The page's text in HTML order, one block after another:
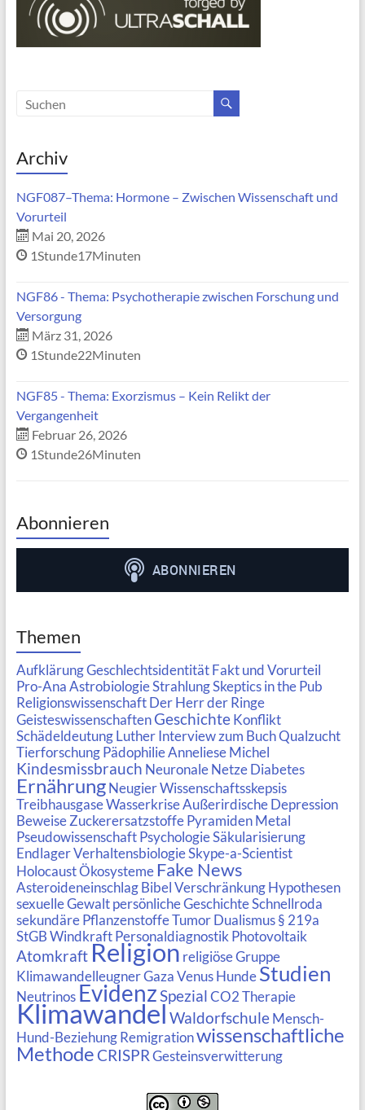
Archiv
NGF087–Thema: Hormone – Zwischen Wissenschaft und
Vorurteil
Mai 20, 2026
1Stunde17Minuten
NGF86 - Thema: Psychotherapie zwischen Forschung und
Versorgung
März 31, 2026
1Stunde22Minuten
NGF85 - Thema: Exorzismus – Kein Relikt der
Vergangenheit
Februar 26, 2026
1Stunde26Minuten
Abonnieren
Themen
AufklärungGeschlechtsidentität Fakt und Vorurteil
Pro-AnaAstrobiologieStrahlungSkeptics in the Pub
Religionswissenschaft Der Herr der Ringe
Geisteswissenschaften Geschichte Konflikt
Schädeldeutung Luther Interview zum BuchQualzucht
Tierforschung PädophilieAnneliese Michel
Kindesmissbrauch Neuronale Netze Diabetes
Ernährung NeugierWissenschaftsskepsis
TreibhausgaseWasserkriseAußerirdische Depression
Beweise Zuckerersatzstoffe Pyramiden Metal
Pseudowissenschaft PsychologieSäkularisierung
EndlagerVerhaltensbiologieSkype-a-Scientist
HolocaustÖkosysteme Fake News
Asteroideneinschlag BibelVerschränkung Hypothesen
sexuelle Gewalt persönliche GeschichteSchnellroda
sekundäre PflanzenstoffeTumor Dualismus § 219a
StGBWindkraft Personaldiagnostik Photovoltaik
Atomkraft Religion religiöse Gruppe
KlimawandelleugnerGazaVenus HundeStudien
Neutrinos EvidenzSpezialCO2Therapie
Klimawandel Waldorfschule Mensch-
Hund-Beziehung Remigrationwissenschaftliche
Methode CRISPRGesteinsverwitterung